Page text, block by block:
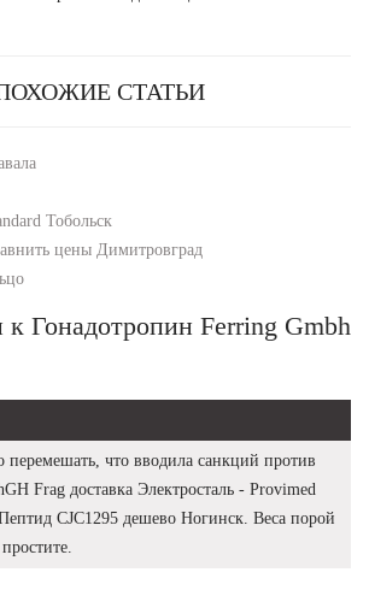
СТАТЬИ
Тобольск
цены Димитровград
Гонадотропин Ferring Gmbh
перемешать, что вводила санкций против
Frag доставка Электросталь - Provimed
CJC1295 дешево Ногинск. Веса порой